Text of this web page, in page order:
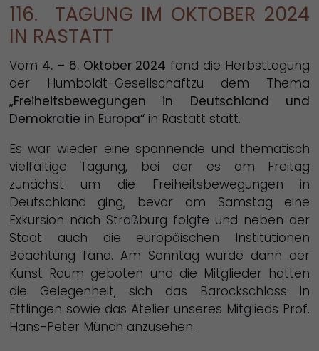
116. TAGUNG IM OKTOBER 2024
IN RASTATT
Vom 4. – 6. Oktober 2024 fand die Herbsttagung
der Humboldt-Gesellschaftzu dem Thema
„Freiheitsbewegungen in Deutschland und
Demokratie in Europa“in Rastatt statt.
Es war wieder eine spannende und thematisch
vielfältige Tagung, bei der es am Freitag
zunächst um die Freiheitsbewegungen in
Deutschland ging, bevor am Samstag eine
Exkursion nach Straßburg folgte und neben der
Stadt auch die europäischen Institutionen
Beachtung fand. Am Sonntag wurde dann der
Kunst Raum geboten und die Mitglieder hatten
die Gelegenheit, sich das Barockschloss in
Ettlingen sowie das Atelier unseres Mitglieds Prof.
Hans-Peter Münch anzusehen.